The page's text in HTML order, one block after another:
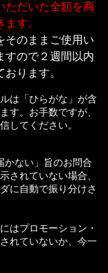
ただいた全額を商
す。
そのままご使用い
すので２週間以内
ります。
は「ひらがな」が含
す。お手数ですが、
してください。
かない」旨のお問合
されていない場合、
に自動で振り分けさ
はプロモーション・
れていないか、今一